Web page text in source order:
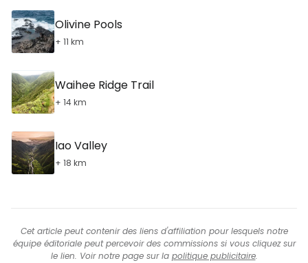
Olivine Pools
+ 11 km
Waihee Ridge Trail
+ 14 km
Iao Valley
+ 18 km
Cet article peut contenir des liens d'affiliation pour lesquels notre
équipe éditoriale peut percevoir des commissions si vous cliquez sur
le lien. Voir notre page sur la politique publicitaire.